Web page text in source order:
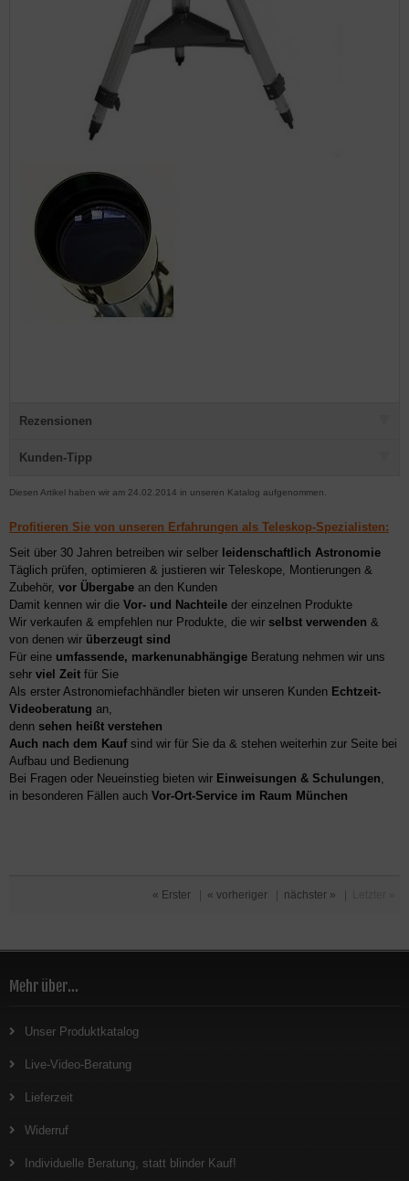
Rezensionen
Kunden-Tipp
Diesen Artikel haben wir am 24.02.2014 in unseren Katalog aufgenommen.
Profitieren Sie von unseren Erfahrungen als Teleskop-Spezialisten:
Seit über 30 Jahren betreiben wir selber leidenschaftlich Astronomie
Täglich prüfen, optimieren & justieren wir Teleskope, Montierungen &
Zubehör, vor Übergabe an den Kunden
Damit kennen wir die Vor- und Nachteile der einzelnen Produkte
Wir verkaufen & empfehlen nur Produkte, die wir selbst verwenden &
von denen wir überzeugt sind
Für eine umfassende, markenunabhängige Beratung nehmen wir uns
sehr viel Zeit für Sie
Als erster Astronomiefachhändler bieten wir unseren Kunden Echtzeit-
Videoberatung an,
denn sehen heißt verstehen
Auch nach dem Kaufsind wir für Sie da & stehen weiterhin zur Seite bei
Aufbau und Bedienung
Bei Fragen oder Neueinstieg bieten wir Einweisungen & Schulungen,
in besonderen Fällen auch Vor-Ort-Service im Raum München
« Erster « vorheriger nächster »
Mehr über...
Unser Produktkatalog
Live-Video-Beratung
Lieferzeit
Widerruf
Individuelle Beratung, statt blinder Kauf!